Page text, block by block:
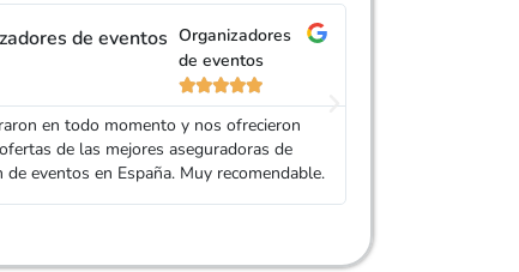
Organizadores
de eventos

en todo momento y nos ofrecieron
de las mejores aseguradoras de
de eventos en España. Muy recomendable.